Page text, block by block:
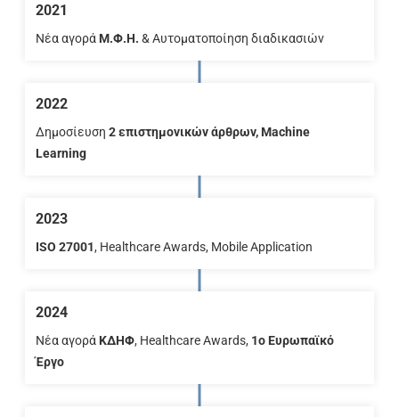
2021
Νέα αγορά Μ.Φ.Η. & Αυτοματοποίηση διαδικασιών
2022
Δημοσίευση2 επιστημονικών άρθρων, Machine
Learning
2023
ISO 27001, Healthcare Awards, Mobile Application
2024
Νέα αγορά ΚΔΗΦ, Healthcare Awards, 1o Ευρωπαϊκό
Έργο